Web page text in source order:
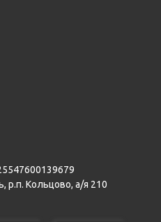
р.п. Кольцово, а/я 210